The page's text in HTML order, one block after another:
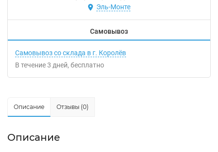
Эль-Монте
Самовывоз
Самовывоз со склада в г. Королёв
В течение3 дней Бесплатно
Описание Отзывы (0)
Описание